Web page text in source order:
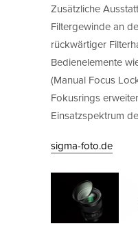
Zusätzliche
Filtergewinde an
rückwärtiger
Bedienelemente
(Manual Focus
Fokusrings
Einsatzspektrum
sigma-foto.de